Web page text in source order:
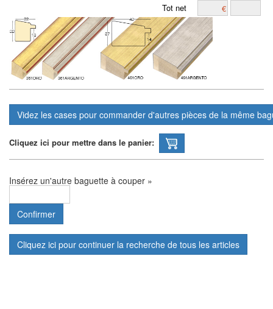
Tot net
Cliquez ici pour mettre dans le panier:
Insérez un'autre baguette à couper »
Cliquez ici pour continuer la recherche de tous les articles